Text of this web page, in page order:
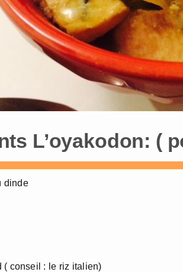
L’oyakodon: (
dinde
( conseil : le riz italien)